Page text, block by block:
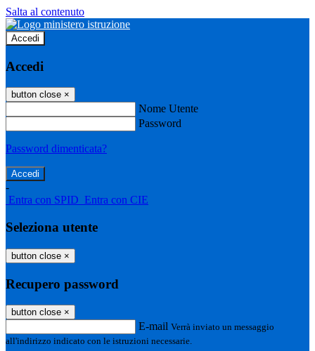
Salta al contenuto
Accedi
Accedi
button close ×
Nome Utente
Password
Password dimenticata?
-
Entra con SPID Entra con CIE
Seleziona utente
button close ×
Recupero password
button close ×
E-mail Verrà inviato un messaggio
all'indirizzo indicato con le istruzioni necessarie.